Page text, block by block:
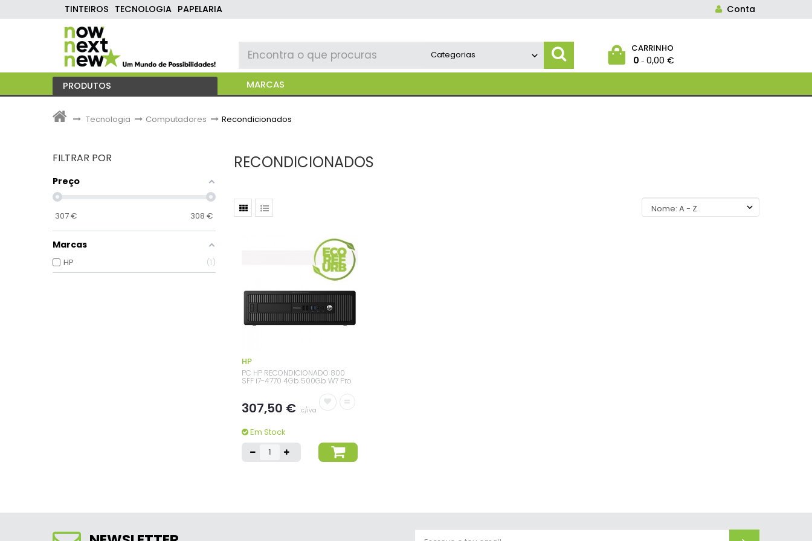
TINTEIROS TECNOLOGIA PAPELARIA Conta
CARRINHO
0 - 0,00 €
PRODUTOS MARCAS
> Tecnologia > Computadores > Recondicionados
FILTRAR POR
Preço
307€ 308 €
Marcas
HP 1
RECONDICIONADOS
HP
PC HP RECONDICIONADO 800
SFF i7-4770 4Gb 500Gb W7 Pro
307,50 € c/iva
=
Em Stock